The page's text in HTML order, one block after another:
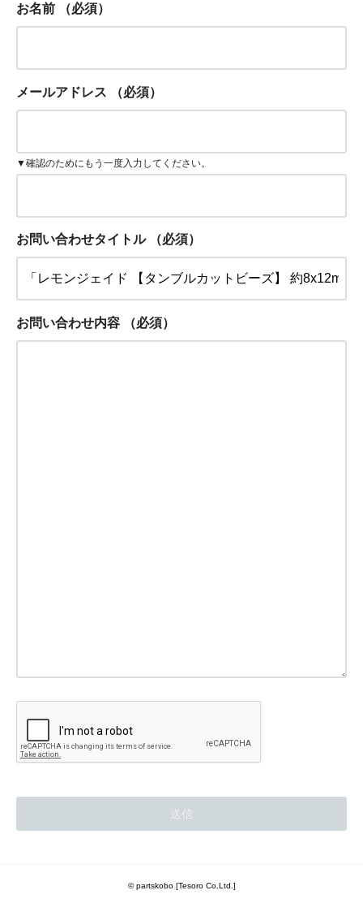
お名前 （必須）
メールアドレス （必須）
▼確認のためにもう一度入力してください。
お問い合わせタイトル （必須）
お問い合わせ内容 （必須）
© partskobo [Tesoro Co.Ltd.]